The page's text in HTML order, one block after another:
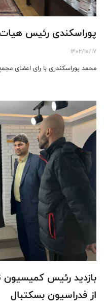
پوراسکندی رئیس
1402/10/17
محمد پوراسکندری با رای اعضای
بازدید رئیس
از فدراسیون بسکتبال